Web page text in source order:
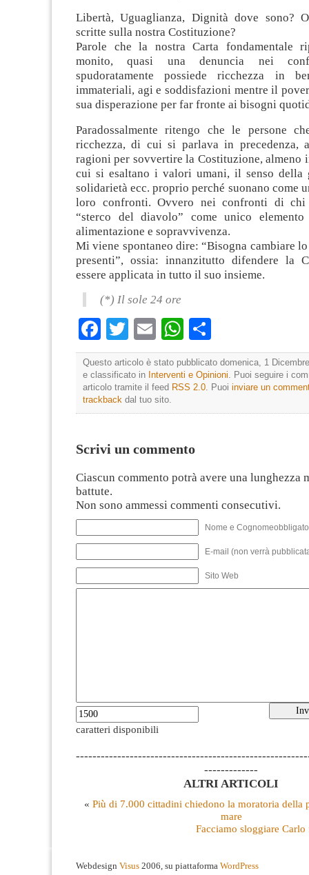
Libertà, Uguaglianza, Dignità dove sono?
scritte sulla nostra Costituzione?
Parole che la nostra Carta fondamentale
monito, quasi una denuncia nei
spudoratamente possiede ricchezza in
immateriali, agi e soddisfazioni mentre il
sua disperazione per far fronte ai bisogni
Paradossalmente ritengo che le persone
ricchezza, di cui si parlava in precedenza,
ragioni per sovvertire la Costituzione, almeno
cui si esaltano i valori umani, il senso della
solidarietà ecc. proprio perché suonano come
loro confronti. Ovvero nei confronti di chi
“sterco del diavolo” come unico
alimentazione e sopravvivenza.
Mi viene spontaneo dire: “Bisogna cambiare
presenti”, ossia: innanzitutto difendere la
essere applicata in tutto il suo insieme.
(*) Il sole 24 ore
Facebook
TwitterEmailWhatsApp
Questo articolo è stato pubblicato domenica, 1
e classificato in Interventi e Opinioni. Puoi seguire i
articolo tramite il feed RSS 2.0. Puoi inviare un
trackback dal tuo sito.
Scrivi un commento
Ciascun commento potrà avere una lunghezza
battute.
Non sono ammessi commenti consecutivi.
Nome e
E-mail (non verrà
Sito Web
caratteri disponibili
-------------
ALTRI ARTICOLI
« Più di 7.000 cittadini chiedono la moratoria della
mare
Facciamo sloggiare
Webdesign Visus 2006, su piattaforma WordPress